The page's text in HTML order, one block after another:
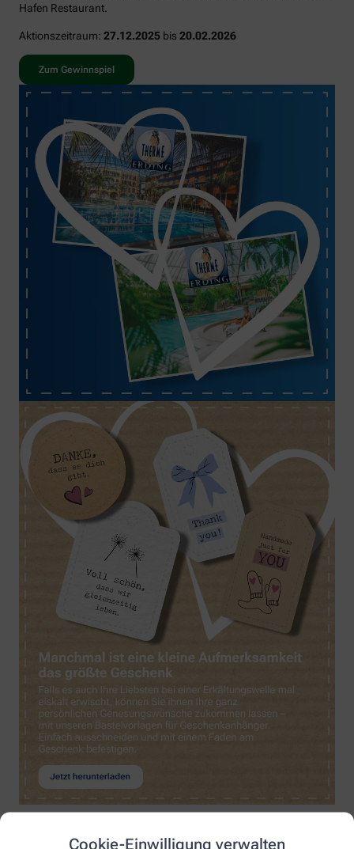
Cookie-Einwilligung verwalten
Hafen Restaurant.
Aktionszeitraum: 27.12.2025 bis 20.02.2026
Zum Gewinnspiel